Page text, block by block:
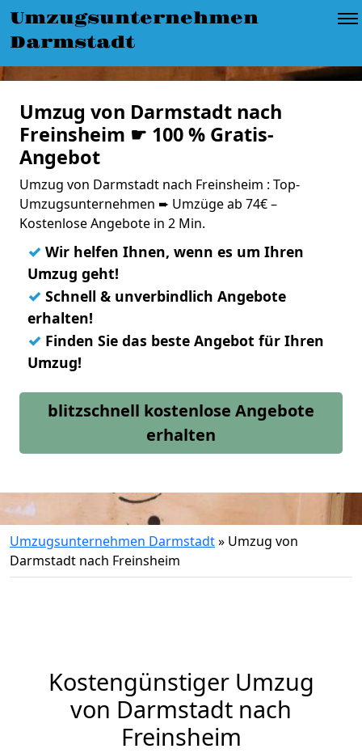
Umzugsunternehmen
Darmstadt
Umzug von Darmstadt nach
Freinsheim ☛ 100 % Gratis-
Angebot
Umzug von Darmstadt nach Freinsheim : Top-
Umzugsunternehmen ➨ Umzüge ab 74€ –
Kostenlose Angebote in 2 Min.
✓ Wir helfen Ihnen, wenn es um Ihren
Umzug geht!
✓ Schnell & unverbindlich Angebote
erhalten!
✓ Finden Sie das beste Angebot für Ihren
Umzug!
blitzschnell kostenlose Angebote
erhalten
Umzugsunternehmen Darmstadt» Umzug von
Darmstadt nach Freinsheim
Kostengünstiger Umzug
von Darmstadt nach
Freinsheim